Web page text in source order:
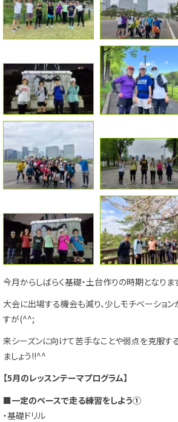
今月からしばらく基礎・土台作りの時期となりま
大会に出場する機会も減り、少しモチベーショ
すが(^^;
来シーズンに向けて苦手なことや弱点を克服す
ましょう!!^^
【5月のレッスンテーマプログラム】
■一定のペースで走る練習をしよう①
・基礎ドリル